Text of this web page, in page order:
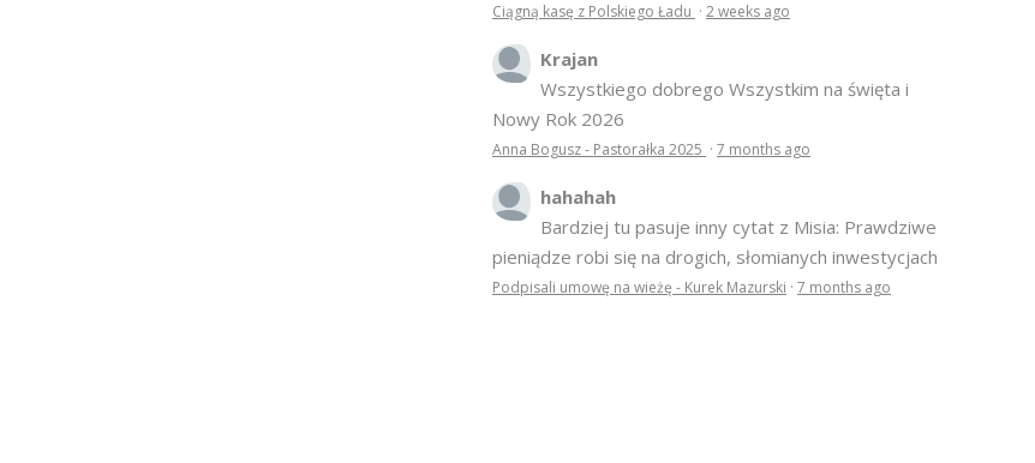
Ciągną kasę z Polskiego Ładu · 2 weeks ago
Krajan
Wszystkiego dobrego Wszystkim na święta i
Nowy Rok 2026
Anna Bogusz - Pastorałka 2025 · 7 months ago
hahahah
Bardziej tu pasuje inny cytat z Misia: Prawdziwe
pieniądze robi się na drogich, słomianych inwestycjach
Podpisali umowę na wieżę - Kurek Mazurski · 7 months ago